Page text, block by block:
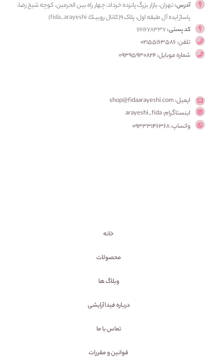
آدرس:تهران، بازار بزرگ پانزده خرداد، چهار راه بین الحرمین، کوچه شیخ رضا،
پاساژ ایده آل طبقه اول، پلاک ۹(کانال روبیکا: fida_arayeshi)
کد پستی:1161678337
تلفن: 02155163586
شماره موبایل: 09395930824
ایمیل: shop@fidaarayeshi.com
اینستاگرام: arayeshi_fida
واتساپ: 09333146368
خانه
محصولات
وبلاگ ها
درباره فیداآرایشی
تماس با ما
قوانین و مقررات